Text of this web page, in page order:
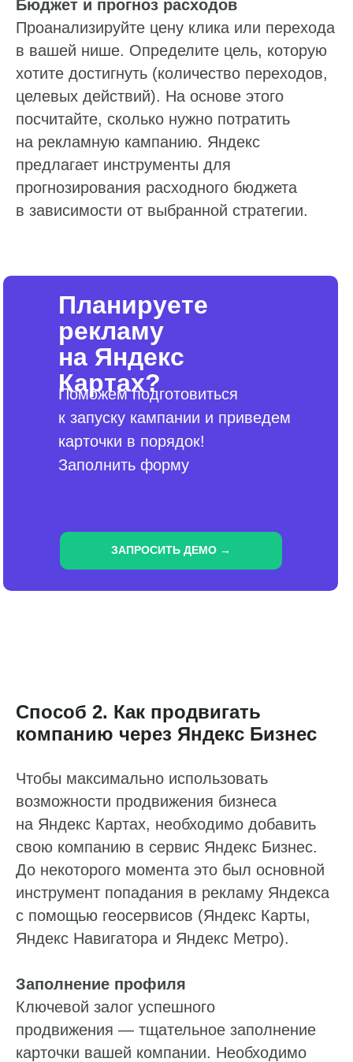
Бюджет и прогноз расходов
Проанализируйте цену клика или перехода
в вашей нише. Определите цель, которую
хотите достигнуть (количество переходов,
целевых действий). На основе этого
посчитайте, сколько нужно потратить
на рекламную кампанию. Яндекс
предлагает инструменты для
прогнозирования расходного бюджета
в зависимости от выбранной стратегии.
Планируете
рекламу
на Яндекс
Картах?
Поможем подготовиться
к запуску кампании и приведем
карточки в порядок!
Заполнить форму
ЗАПРОСИТЬ ДЕМО →
Способ 2. Как продвигать
компанию через Яндекс Бизнес
Чтобы максимально использовать
возможности продвижения бизнеса
на Яндекс Картах, необходимо добавить
свою компанию в сервис Яндекс Бизнес.
До некоторого момента это был основной
инструмент попадания в рекламу Яндекса
с помощью геосервисов (Яндекс Карты,
Яндекс Навигатора и Яндекс Метро).
Заполнение профиля
Ключевой залог успешного
продвижения — тщательное заполнение
карточки вашей компании. Необходимо